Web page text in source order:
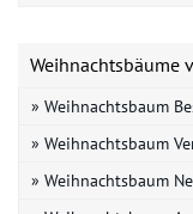
Weihnachtsbäume
» Weihnachtsbaum
» Weihnachtsbaum
» Weihnachtsbaum